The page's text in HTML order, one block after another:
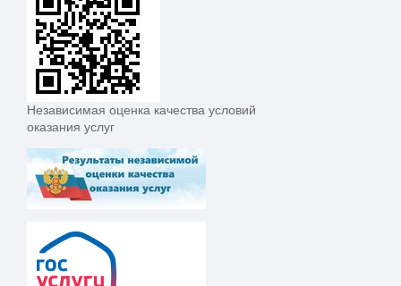
Независимая оценка качества условий
оказания услуг